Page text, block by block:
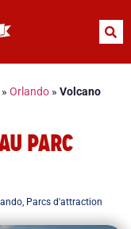
» Orlando » Volcano
PARC
, Parcs d'attraction